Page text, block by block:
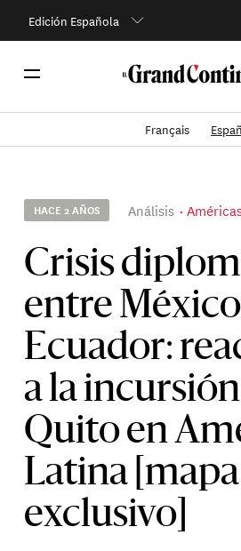
Edición Española
Français
HACE 2 AÑOS Análisis
Crisis
entre
Ecuador:
a la
Quito en
Latina [mapa
exclusivo]